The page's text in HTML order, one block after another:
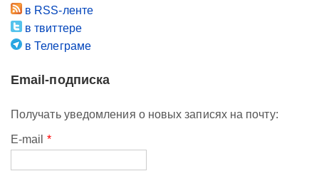
в RSS-ленте
в твиттере
в Телеграме
Email-подписка
Получать уведомления о новых записях на почту:
E-mail *